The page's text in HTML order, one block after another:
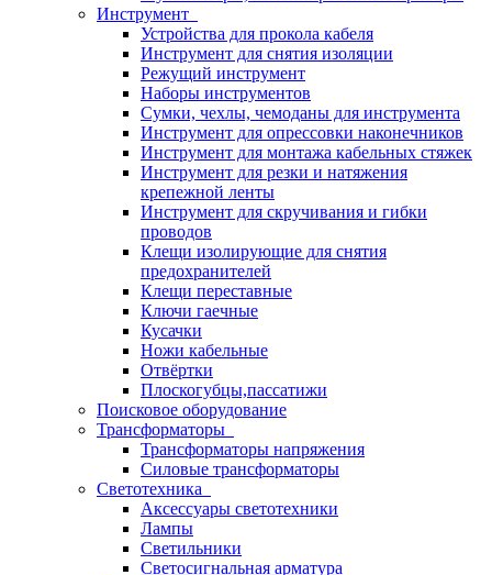
Инструмент
Устройства для прокола кабеля
Инструмент для снятия изоляции
Режущий инструмент
Наборы инструментов
Сумки, чехлы, чемоданы для инструмента
Инструмент для опрессовки наконечников
Инструмент для монтажа кабельных стяжек
Инструмент для резки и натяжения
крепежной ленты
Инструмент для скручивания и гибки
проводов
Клещи изолирующие для снятия
предохранителей
Клещи переставные
Ключи гаечные
Кусачки
Ножи кабельные
Отвёртки
Плоскогубцы,пассатижи
Поисковое оборудование
Трансформаторы
Трансформаторы напряжения
Силовые трансформаторы
Светотехника
Аксессуары светотехники
Лампы
Светильники
Светосигнальная арматура